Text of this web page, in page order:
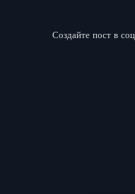
Создайте пост в